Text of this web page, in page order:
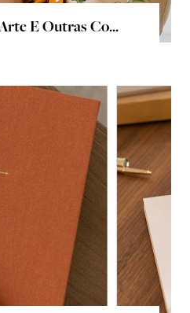
E Outras Co...